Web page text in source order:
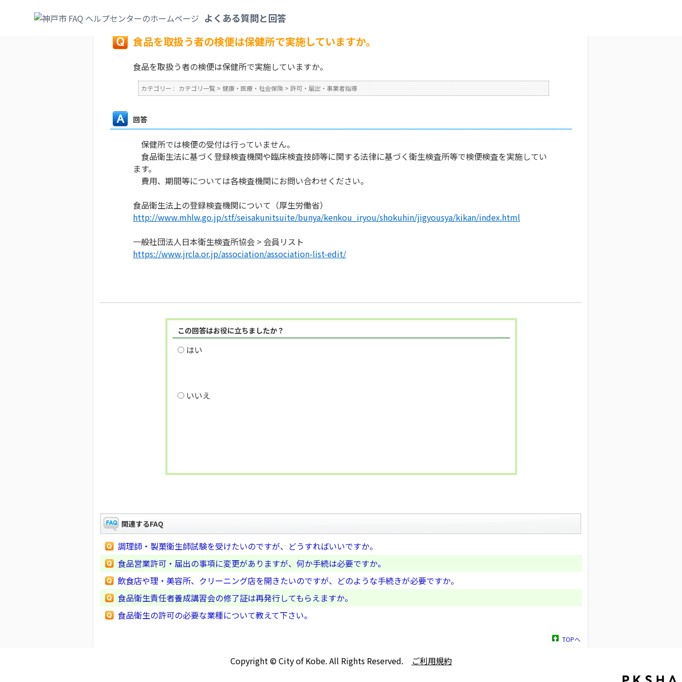
よくある質問と回答
戻る
食品を取扱う者の検便は保健所で実施していますか。
食品を取扱う者の検便は保健所で実施していますか。
カテゴリー : カテゴリ一覧 > 健康・医療・社会保険 > 許可・届出・事業者指導
回答
保健所では検便の受付は行っていません。
食品衛生法に基づく登録検査機関や臨床検査技師等に関する法律に基づく衛生検査所等で検便検査を実施してい
ます。
費用、期間等については各検査機関にお問い合わせください。
食品衛生法上の登録検査機関について（厚生労働省）
http://www.mhlw.go.jp/stf/seisakunitsuite/bunya/kenkou_iryou/shokuhin/jigyousya/kikan/index.html
一般社団法人日本衛生検査所協会 > 会員リスト
https://www.jrcla.or.jp/association/association-list-edit/
この回答はお役に立ちましたか？
はい
いいえ
関連するFAQ
調理師・製菓衛生師試験を受けたいのですが、どうすればいいですか。
食品営業許可・届出の事項に変更がありますが、何か手続は必要ですか。
飲食店や理・美容所、クリーニング店を開きたいのですが、どのような手続きが必要ですか。
食品衛生責任者養成講習会の修了証は再発行してもらえますか。
食品衛生の許可の必要な業種について教えて下さい。
TOPへ
Copyright © City of Kobe. All Rights Reserved. ご利用規約